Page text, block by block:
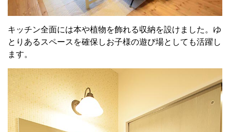
キッチン全面には本や植物を飾れる収納を設けました。ゆ
とりあるスペースを確保しお子様の遊び場としても活躍し
ます。